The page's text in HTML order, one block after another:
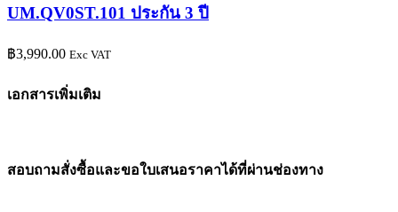
UM.QV0ST.101 ประกัน 3 ปี
฿3,990.00 Exc VAT
เอกสารเพิ่มเติม
สอบถามสั่งซื้อและขอใบเสนอราคาได้ที่ผ่านช่องทาง